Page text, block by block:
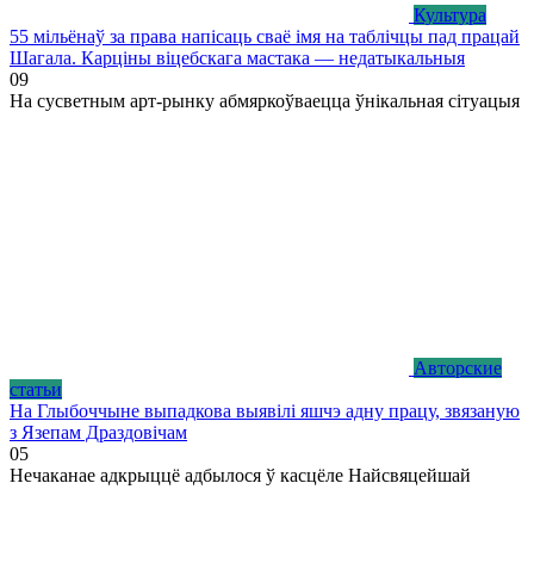
Культура
55 мільёнаў за права напісаць сваё імя на таблічцы пад працай
Шагала. Карціны віцебскага мастака — недатыкальныя
09
На сусветным арт-рынку абмяркоўваецца ўнікальная сітуацыя
Авторские
статьи
На Глыбоччыне выпадкова выявілі яшчэ адну працу, звязаную
з Язепам Драздовічам
05
Нечаканае адкрыццё адбылося ў касцёле Найсвяцейшай